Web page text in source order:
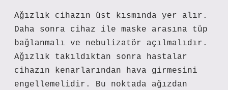
Ağızlık cihazın üst kısmında yer alır.
Daha sonra cihaz ile maske arasına tüp
bağlanmalı ve nebulizatör açılmalıdır.
Ağızlık takıldıktan sonra hastalar
cihazın kenarlarından hava girmesini
engellemelidir. Bu noktada ağızdan